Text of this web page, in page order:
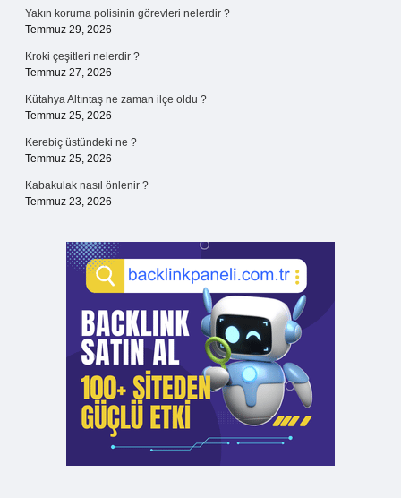
Yakın koruma polisinin görevleri nelerdir ?
Temmuz 29, 2026
Kroki çeşitleri nelerdir ?
Temmuz 27, 2026
Kütahya Altıntaş ne zaman ilçe oldu ?
Temmuz 25, 2026
Kerebiç üstündeki ne ?
Temmuz 25, 2026
Kabakulak nasıl önlenir ?
Temmuz 23, 2026